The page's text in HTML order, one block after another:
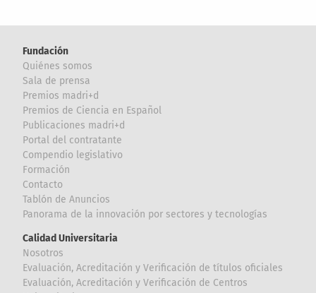
Fundación
Quiénes somos
Sala de prensa
Premios madri+d
Premios de Ciencia en Español
Publicaciones madri+d
Portal del contratante
Compendio legislativo
Formación
Contacto
Tablón de Anuncios
Panorama de la innovación por sectores y tecnologías
Calidad Universitaria
Nosotros
Evaluación, Acreditación y Verificación de títulos oficiales
Evaluación, Acreditación y Verificación de Centros